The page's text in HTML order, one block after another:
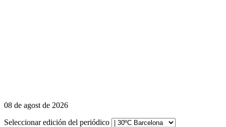
08 de agost de 2026
Seleccionar edición del periódico